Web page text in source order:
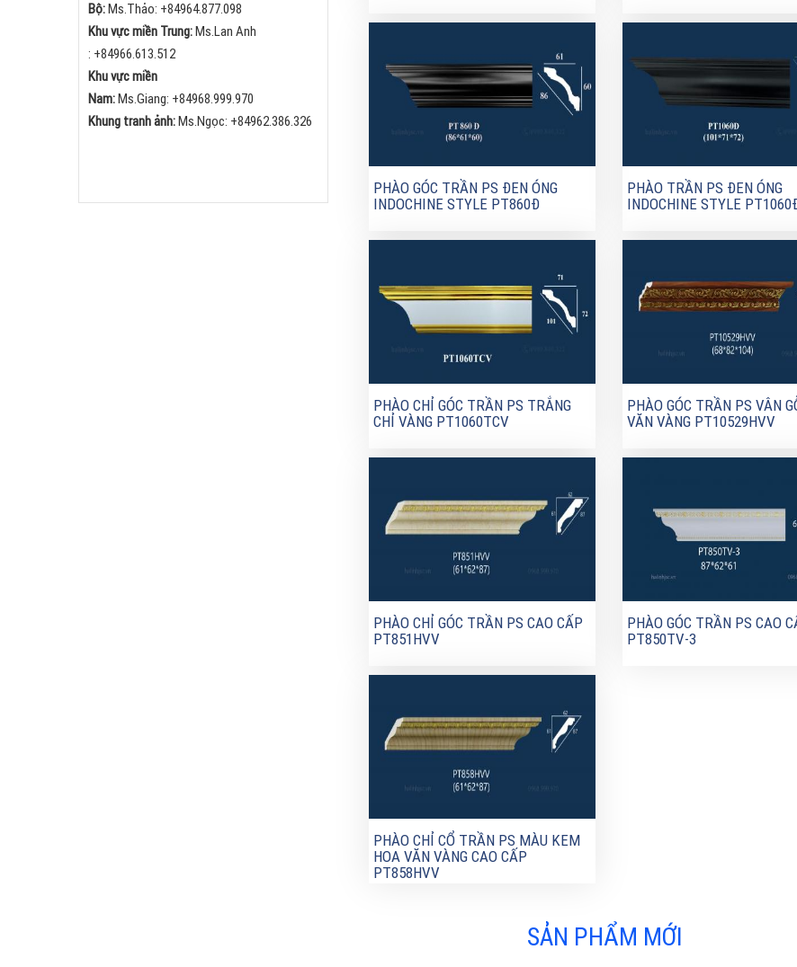
PHÀO GÓC TRẦN PS ĐEN ÓNG
INDOCHINE STYLE PT860Đ
PHÀO TRẦN PS ĐEN ÓNG
INDOCHINE STYLE
PHÀO CHỈ GÓC TRẦN PS TRẮNG
CHỈ VÀNG PT1060TCV
PHÀO GÓC TRẦN PS VÂN
VĂN VÀNG PT10529HVV
PHÀO CHỈ GÓC TRẦN PS CAO CẤP
PT851HVV
PHÀO GÓC TRẦN PS CAO
PT850TV-3
PHÀO CHỈ CỔ TRẦN PS MÀU KEM
HOA VĂN VÀNG CAO CẤP
PT858HVV
Bộ:Ms.Thảo: +84964.877.098
Khu vực miền Trung:Ms.Lan Anh
: +84966.613.512
Khu vực miền
Nam:Ms.Giang: +84968.999.970
Khung tranh ảnh:Ms.Ngọc: +84962.386.326
SẢN PHẨM MỚI